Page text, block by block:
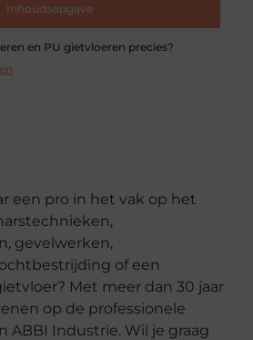
Inhoudsopgave
en PU gietvloeren precies?
een pro in het vak op het
gevelwerken,
of een
Met meer dan 30 jaar
op de professionele
ABBI Industrie. Wil je graag